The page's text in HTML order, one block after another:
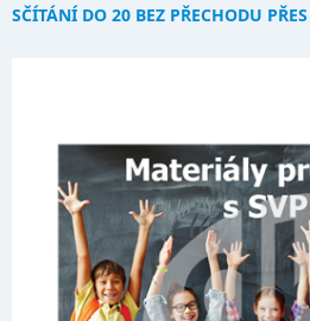
SČÍTÁNÍ DO 20 BEZ PŘECHODU